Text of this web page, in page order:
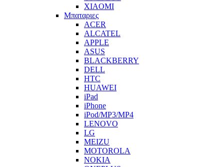
XIAOMI
Μπαταριες
ACER
ALCATEL
APPLE
ASUS
BLACKBERRY
DELL
HTC
HUAWEI
iPad
iPhone
iPod/MP3/MP4
LENOVO
LG
MEIZU
MOTOROLA
NOKIA